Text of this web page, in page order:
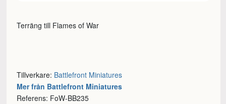
Terräng till Flames of War
Tillverkare: Battlefront Miniatures
Mer från Battlefront Miniatures
Referens: FoW-BB235